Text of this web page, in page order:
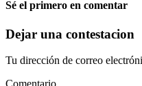
Sé el primero en comentar
Dejar una contestacion
Tu dirección de correo